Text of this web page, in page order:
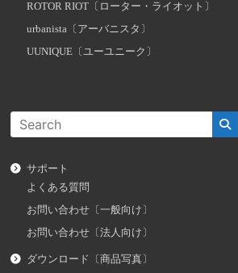
ROTOR RIOT〔ローター・ライオット〕
urbanista〔アーバニスタ〕
UUNIQUE〔ユーユニーク〕
サポート
よくある質問
お問い合わせ〔一般向け〕
お問い合わせ〔法人向け〕
ダウンロード〔商品写真〕